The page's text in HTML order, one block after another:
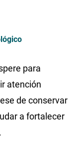
para
atención
de conservar
a fortalecer